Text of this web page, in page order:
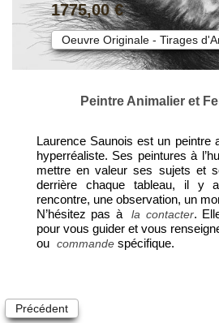
1775,00 €
Oeuvre Originale - Tirages
Peintre Animalier et
Laurence Saunois est un peintre
hyperréaliste. Ses peintures à
mettre en valeur ses sujets et
derrière chaque tableau, il y
rencontre, une observation, un
N’hésitez pas à
la contacter.
pour vous guider et vous
ou commande spécifique.
Précédent